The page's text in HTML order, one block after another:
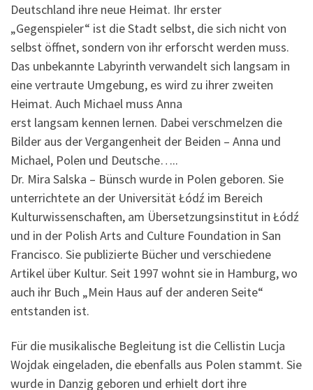
Deutschland ihre neue Heimat. Ihr erster
„Gegenspieler“ ist die Stadt selbst, die sich nicht von
selbst öffnet, sondern von ihr erforscht werden muss.
Das unbekannte Labyrinth verwandelt sich langsam in
eine vertraute Umgebung, es wird zu ihrer zweiten
Heimat. Auch Michael muss Anna
erst langsam kennen lernen. Dabei verschmelzen die
Bilder aus der Vergangenheit der Beiden – Anna und
Michael, Polen und Deutsche…..
Dr. Mira Salska – Bünsch wurde in Polen geboren. Sie
unterrichtete an der Universität Łódź im Bereich
Kulturwissenschaften, am Übersetzungsinstitut in Łódź
und in der Polish Arts and Culture Foundation in San
Francisco. Sie publizierte Bücher und verschiedene
Artikel über Kultur. Seit 1997 wohnt sie in Hamburg, wo
auch ihr Buch „Mein Haus auf der anderen Seite“
entstanden ist.
Für die musikalische Begleitung ist die Cellistin Lucja
Wojdak eingeladen, die ebenfalls aus Polen stammt. Sie
wurde in Danzig geboren und erhielt dort ihre